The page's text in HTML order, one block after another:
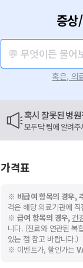
증상
💬 무엇이든 물어
혹은, 의
혹시 잘못된 병
모두닥 팀에 알려주
가격표
※ 비급여 항목의 경우,
격은 해당 의료기관에
※ 급여 항목의 경우, 건
니다. (진료와 연관된 복
있는 점 참고 바랍니다.)
※ 이벤트가, 할인가는